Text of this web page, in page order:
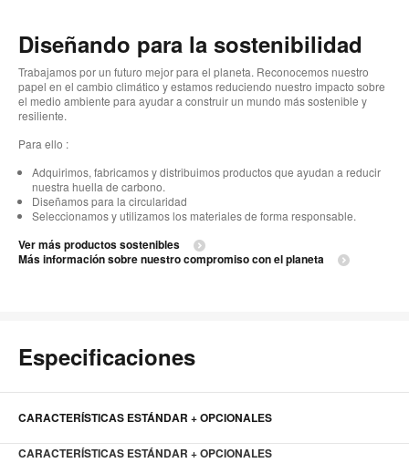
Diseñando para la sostenibilidad
Trabajamos por un futuro mejor para el planeta. Reconocemos nuestro
papel en el cambio climático y estamos reduciendo nuestro impacto sobre
el medio ambiente para ayudar a construir un mundo más sostenible y
resiliente.
Para ello :
Adquirimos, fabricamos y distribuimos productos que ayudan a reducir
nuestra huella de carbono.
Diseñamos para la circularidad
Seleccionamos y utilizamos los materiales de forma responsable.
Ver más productos sostenibles
Más información sobre nuestro compromiso con el planeta
Especificaciones
CARACTERÍSTICAS ESTÁNDAR + OPCIONALES
CARACTERÍSTICAS ESTÁNDAR + OPCIONALES